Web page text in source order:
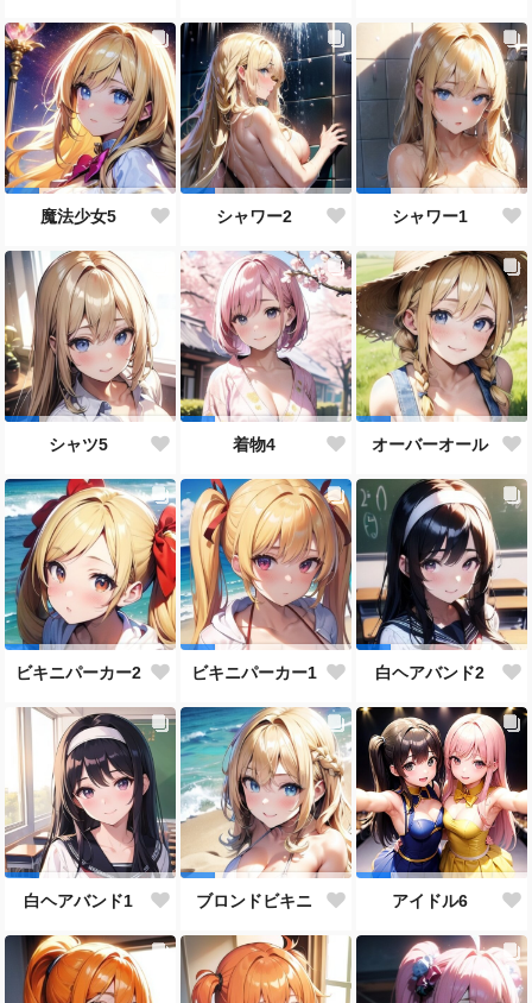
魔法少女5 シャワー2 シャワー1
シャツ5 着物4 オーバーオール
ビキニパーカー2 ビキニパーカー1 白ヘアバンド2
白ヘアバンド1 ブロンドビキニ アイドル6